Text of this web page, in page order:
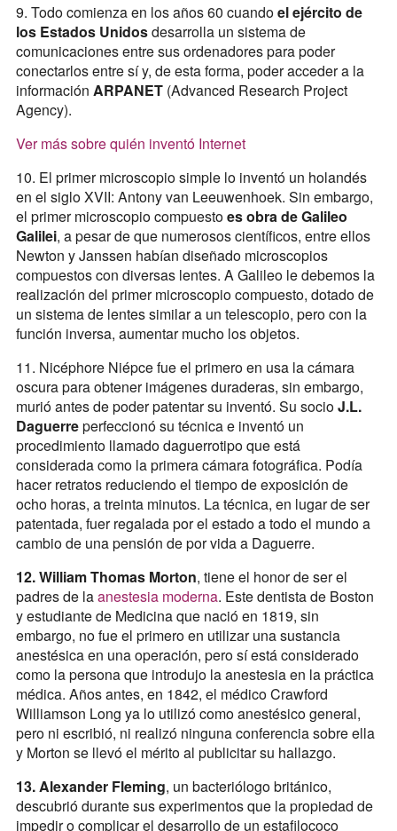
9. Todo comienza en los años 60 cuandoel ejército de
los Estados Unidosdesarrolla un sistema de
comunicaciones entre sus ordenadores para poder
conectarlos entre sí y, de esta forma, poder acceder a la
información ARPANET(Advanced Research Project
Agency).
Ver más sobre quién inventó Internet
10. El primer microscopio simple lo inventó un holandés
en el siglo XVII: Antony van Leeuwenhoek. Sin embargo,
el primer microscopio compuestoes obra de Galileo
Galilei, a pesar de que numerosos científicos, entre ellos
Newton y Janssen habían diseñado microscopios
compuestos con diversas lentes. A Galileo le debemos la
realización del primer microscopio compuesto, dotado de
un sistema de lentes similar a un telescopio, pero con la
función inversa, aumentar mucho los objetos.
11. Nicéphore Niépce fue el primero en usa la cámara
oscura para obtener imágenes duraderas, sin embargo,
murió antes de poder patentar su inventó. Su socioJ.L.
Daguerreperfeccionó su técnica e inventó un
procedimiento llamado daguerrotipo que está
considerada como la primera cámara fotográfica. Podía
hacer retratos reduciendo el tiempo de exposición de
ocho horas, a treinta minutos. La técnica, en lugar de ser
patentada, fuer regalada por el estado a todo el mundo a
cambio de una pensión de por vida a Daguerre.
12. William Thomas Morton, tiene el honor de ser el
padres de laanestesia moderna. Este dentista de Boston
y estudiante de Medicina que nació en 1819, sin
embargo, no fue el primero en utilizar una sustancia
anestésica en una operación, pero sí está considerado
como la persona que introdujo la anestesia en la práctica
médica. Años antes, en 1842, el médico Crawford
Williamson Long ya lo utilizó como anestésico general,
pero ni escribió, ni realizó ninguna conferencia sobre ella
y Morton se llevó el mérito al publicitar su hallazgo.
13. Alexander Fleming, un bacteriólogo británico,
descubrió durante sus experimentos que la propiedad de
impedir o complicar el desarrollo de un estafilococo